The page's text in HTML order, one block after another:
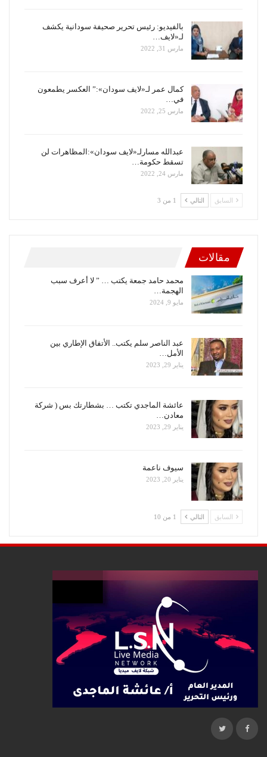
بالفيديو: رئيس تحرير صحيفة سودانية يكشف
لـ«لايف…
مارس 31, 2022
كمال عمر لـ«لايف سودان»:” العكسر يطمعون
في…
مارس 25, 2022
عبدالله مسارلـ«لايف سودان»:المظاهرات لن
تسقط حكومة…
مارس 24, 2022
السابق التالي 1 من 3
مقالات
محمد حامد جمعة يكتب … ” لا أعرف سبب
الهجمة…
مايو 9, 2024
عبد الناصر سلم يكتب.. الأتفاق الإطاري بين
الأمل…
يناير 29, 2023
عائشة الماجدي تكتب … بشطارتك بس ( شركة
معادن…
يناير 29, 2023
سيوف ناعمة
يناير 20, 2023
السابق التالي 1 من 10